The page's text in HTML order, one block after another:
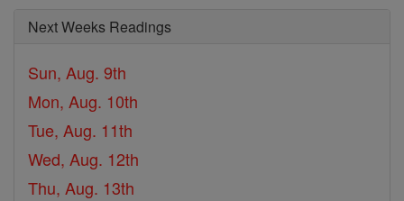
Next Weeks Readings
Sun, Aug. 9th
Mon, Aug. 10th
Tue, Aug. 11th
Wed, Aug. 12th
Thu, Aug. 13th